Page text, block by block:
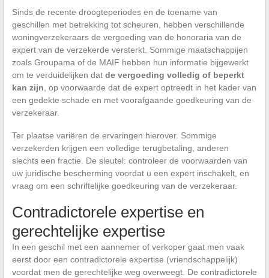
Sinds de recente droogteperiodes en de toename van
geschillen met betrekking tot scheuren, hebben verschillende
woningverzekeraars de vergoeding van de honoraria van de
expert van de verzekerde versterkt. Sommige maatschappijen
zoals Groupama of de MAIF hebben hun informatie bijgewerkt
om te verduidelijken dat de vergoeding volledig of beperkt
kan zijn, op voorwaarde dat de expert optreedt in het kader van
een gedekte schade en met voorafgaande goedkeuring van de
verzekeraar.
Ter plaatse variëren de ervaringen hierover. Sommige
verzekerden krijgen een volledige terugbetaling, anderen
slechts een fractie. De sleutel: controleer de voorwaarden van
uw juridische bescherming voordat u een expert inschakelt, en
vraag om een schriftelijke goedkeuring van de verzekeraar.
Contradictorele expertise en
gerechtelijke expertise
In een geschil met een aannemer of verkoper gaat men vaak
eerst door een contradictorele expertise (vriendschappelijk)
voordat men de gerechtelijke weg overweegt. De contradictorele